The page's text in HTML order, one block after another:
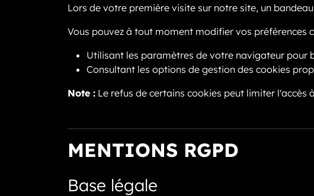
Lors de votre première visite sur notre site, un
Vous pouvez à tout moment modifier vos préférences
Utilisant les paramètres de votre navigateur pour
Consultant les options de gestion des cookies
Note : Le refus de certains cookies peut limiter l'accès
MENTIONS RGPD
Base légale